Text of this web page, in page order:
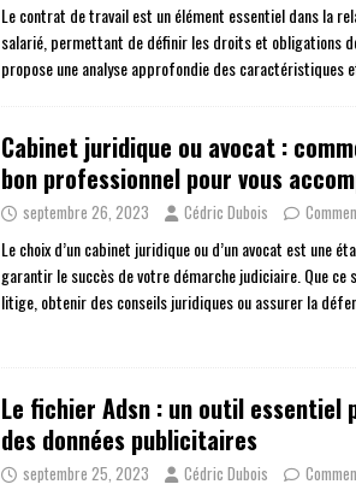
Le contrat de travail est un élément essentiel dans la
salarié, permettant de définir les droits et obligations
propose une analyse approfondie des caractéristiques
Cabinet juridique ou avocat :
bon professionnel pour vous
septembre 26, 2023 Cédric Dubois
Le choix d’un cabinet juridique ou d’un avocat est une
garantir le succès de votre démarche judiciaire. Que ce
litige, obtenir des conseils juridiques ou assurer la
Le fichier Adsn : un outil essentiel
des données publicitaires
septembre 25, 2023 Cédric Dubois